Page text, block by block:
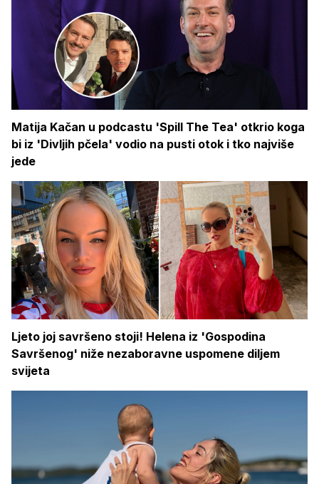
Matija Kačan u podcastu 'Spill The Tea' otkrio koga
bi iz 'Divljih pčela' vodio na pusti otok i tko najviše
jede
Ljeto joj savršeno stoji! Helena iz 'Gospodina
Savršenog' niže nezaboravne uspomene diljem
svijeta